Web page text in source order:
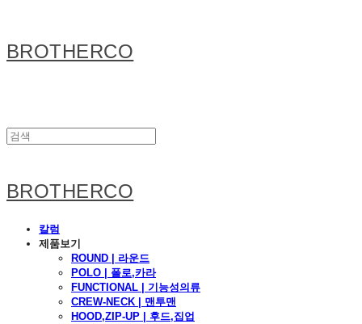
BROTHERCO
BROTHERCO
칼럼
제품보기
ROUND | 라운드
POLO | 폴로,카라
FUNCTIONAL | 기능성의류
CREW-NECK | 맨투맨
HOOD,ZIP-UP | 후드,집업